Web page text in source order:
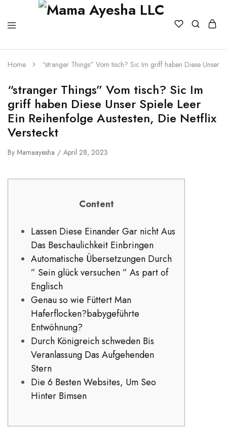
Home “stranger Things” Vom tisch? Sic Im griff haben Diese Unser
“stranger Things” Vom tisch? Sic Im
griff haben Diese Unser Spiele Leer
Ein Reihenfolge Austesten, Die Netflix
Versteckt
By Mamaayesha April 28, 2023
Content
Lassen Diese Einander Gar nicht Aus
Das Beschaulichkeit Einbringen
Automatische Übersetzungen Durch
” Sein glück versuchen ” As part of
Englisch
Genau so wie Füttert Man
Haferflocken?babygeführte
Entwöhnung?
Durch Königreich schweden Bis
Veranlassung Das Aufgehenden
Stern
Die 6 Besten Websites, Um Seo
Hinter Bimsen